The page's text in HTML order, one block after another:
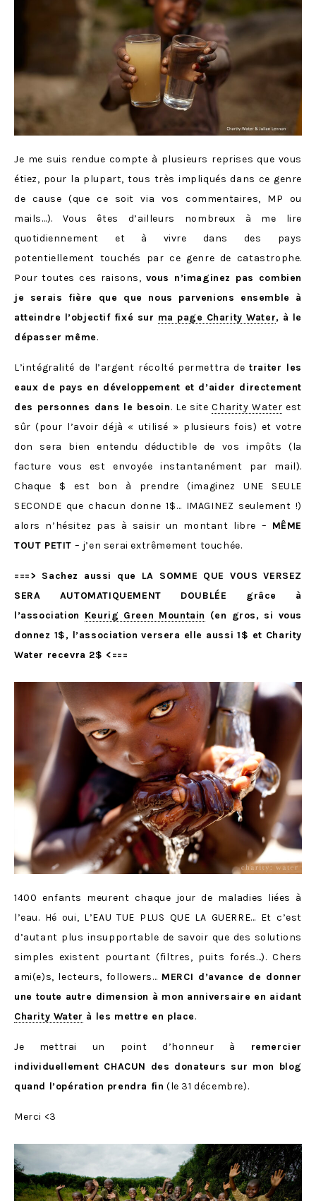
Je me suis rendue compte à plusieurs reprises que vous
étiez, pour la plupart, tous très impliqués dans ce genre
de cause (que ce soit via vos commentaires, MP ou
mails…). Vous êtes d’ailleurs nombreux à me lire
quotidiennement et à vivre dans des pays
potentiellement touchés par ce genre de catastrophe.
Pour toutes ces raisons, vous n’imaginez pas combien
je serais fière que que nous parvenions ensemble à
atteindre l’objectif fixé sur ma page Charity Water, à le
dépasser même.
L’intégralité de l’argent récolté permettra detraiter les
eaux de pays en développement et d’aider directement
des personnes dans le besoin. Le siteCharity Water est
sûr (pour l’avoir déjà « utilisé » plusieurs fois) et votre
don sera bien entendu déductible de vos impôts (la
facture vous est envoyée instantanément par mail).
Chaque $ est bon à prendre (imaginez UNE SEULE
SECONDE que chacun donne 1$… IMAGINEZ seulement !)
alors n’hésitez pas à saisir un montant libre – MÊME
TOUT PETIT – j’en serai extrêmement touchée.
===> Sachez aussi que LA SOMME QUE VOUS VERSEZ
SERA AUTOMATIQUEMENT DOUBLÉE grâce à
l’association Keurig Green Mountain (en gros, si vous
donnez 1$, l’association versera elle aussi 1$ et Charity
Water recevra 2$ <===
1400 enfants meurent chaque jour de maladies liées à
l’eau. Hé oui, L’EAU TUE PLUS QUE LA GUERRE… Et c’est
d’autant plus insupportable de savoir que des solutions
simples existent pourtant (filtres, puits forés…). Chers
ami(e)s, lecteurs, followers… MERCI d’avance de donner
une toute autre dimension à mon anniversaire en aidant
Charity Water à les mettre en place.
Je mettrai un point d’honneur à remercier
individuellement CHACUN des donateurs sur mon blog
quand l’opération prendra fin (le 31 décembre).
Merci <3